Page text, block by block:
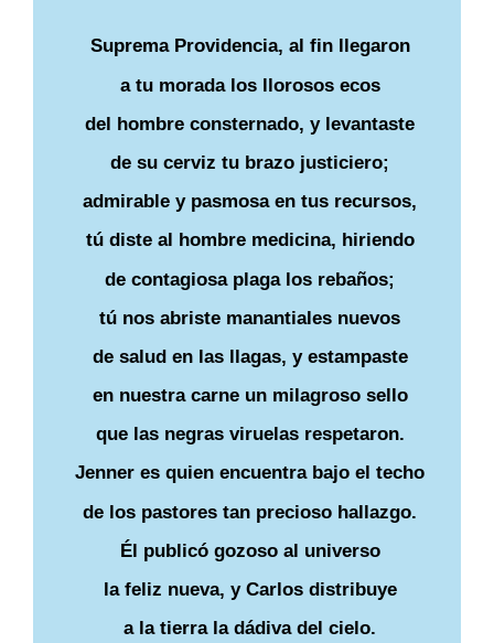
Suprema Providencia, al fin llegaron
a tu morada los llorosos ecos
del hombre consternado, y levantaste
de su cerviz tu brazo justiciero;
admirable y pasmosa en tus recursos,
tú diste al hombre medicina, hiriendo
de contagiosa plaga los rebaños;
tú nos abriste manantiales nuevos
de salud en las llagas, y estampaste
en nuestra carne un milagroso sello
que las negras viruelas respetaron.
Jenner es quien encuentra bajo el techo
de los pastores tan precioso hallazgo.
Él publicó gozoso al universo
la feliz nueva, y Carlos distribuye
a la tierra la dádiva del cielo.